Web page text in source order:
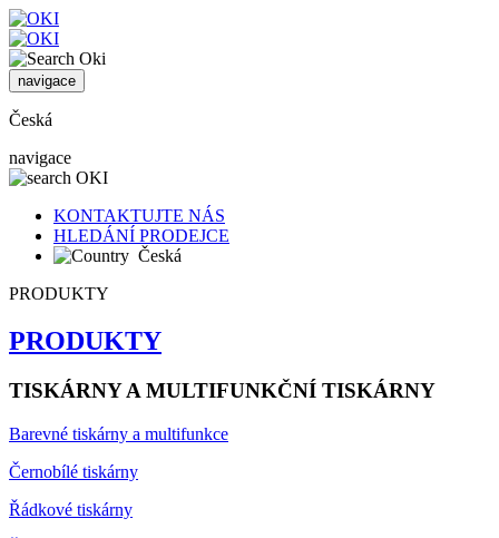
navigace
Česká
navigace
KONTAKTUJTE NÁS
HLEDÁNÍ PRODEJCE
Česká
PRODUKTY
PRODUKTY
TISKÁRNY A MULTIFUNKČNÍ TISKÁRNY
Barevné tiskárny a multifunkce
Černobílé tiskárny
Řádkové tiskárny